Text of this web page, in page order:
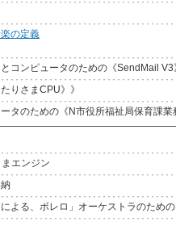
の定義
コンピュータのための《SendMail V3
たりさまCPU》》
タのための《N市役所福祉局保育課業
エンジン
による、ボレロ」オーケストラのための